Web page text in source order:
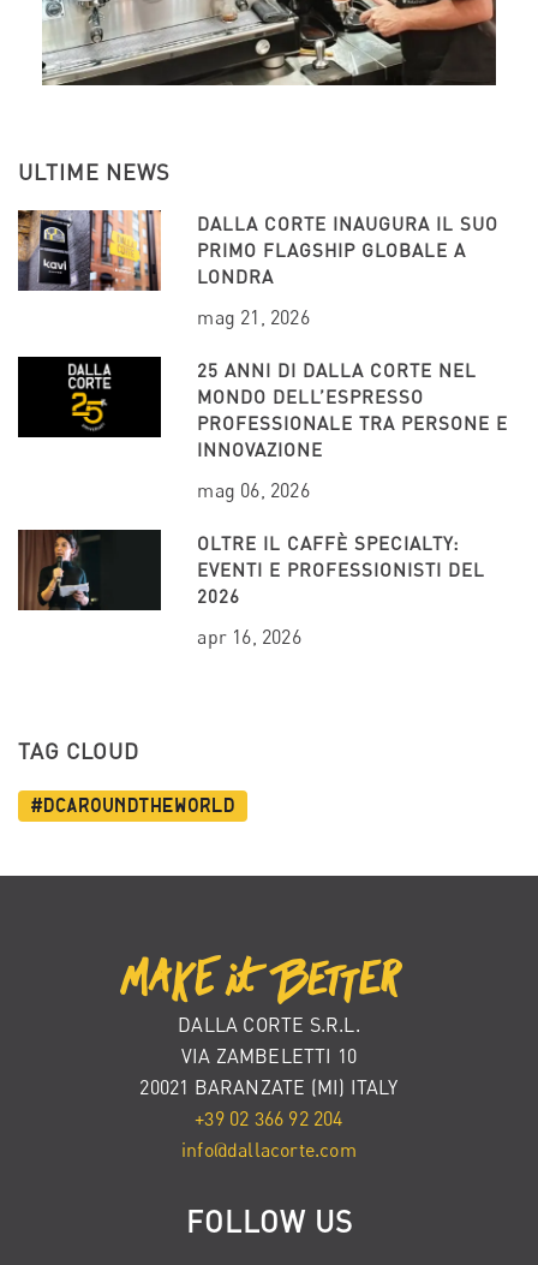
ULTIME NEWS
DALLA CORTE INAUGURA IL SUO
PRIMO FLAGSHIP GLOBALE A
LONDRA
mag 21, 2026
25 ANNI DI DALLA CORTE NEL
MONDO DELL’ESPRESSO
PROFESSIONALE TRA PERSONE E
INNOVAZIONE
mag 06, 2026
OLTRE IL CAFFÈ SPECIALTY:
EVENTI E PROFESSIONISTI DEL
2026
apr 16, 2026
TAG CLOUD
#dcaroundtheworld
DALLA CORTE S.R.L.
VIA ZAMBELETTI 10
20021 BARANZATE (MI) ITALY
+39 02 366 92 204
info@dallacorte.com
FOLLOW US